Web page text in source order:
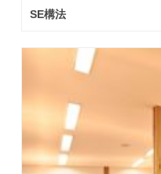
SE構法